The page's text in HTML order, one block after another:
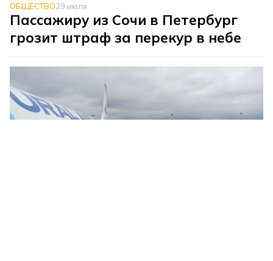
ОБЩЕСТВО29 июля
Пассажиру из Сочи в Петербург
грозит штраф за перекур в небе